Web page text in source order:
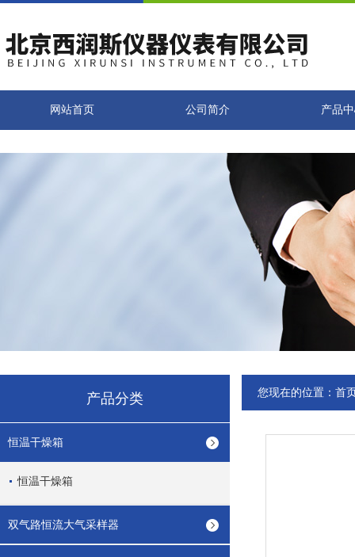
网站首页 公司简介 产品
产品分类
恒温干燥箱
恒温干燥箱
双气路恒流大气采样器
您现在的位置： 首